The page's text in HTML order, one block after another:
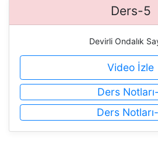
Ders-5
Devirli Ondalık
Video İzle
Ders
Ders